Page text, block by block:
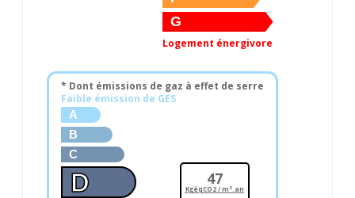
G
Logement énergivore
* Dont émissions de gaz à effet de serre
Faible émission de GES
A
B
C
D 47
KgéqCO2 / m².an